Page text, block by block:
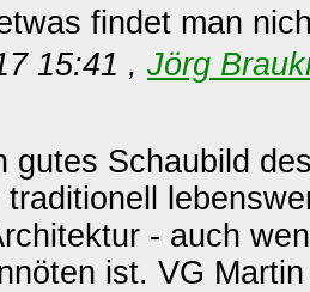
findet man
15:41 , Jörg
gutes Schaubild
- auch
ist. VG Martin